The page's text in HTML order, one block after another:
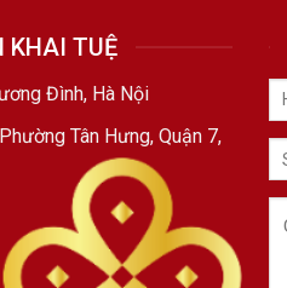
KHAI TUỆ
Đình, Hà Nội
Tân Hưng, Quận 7,